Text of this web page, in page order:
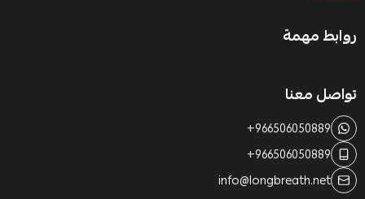
روابط مهمة
تواصل معنا
+966506050889
+966506050889
info@longbreath.net